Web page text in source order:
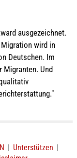
ausgezeichnet.
Migration wird in
Deutschen. Im
Migranten. Und
| Unterstützen |